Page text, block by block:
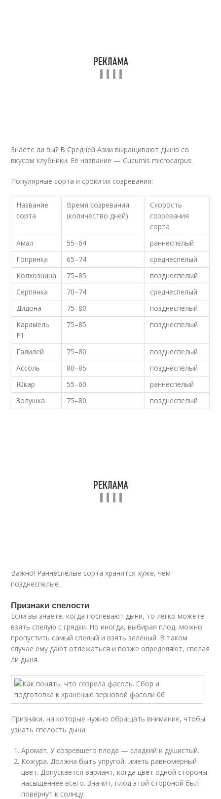
Знаете ли вы? В Средней Азии выращивают дыню со
вкусом клубники. Её название — Cucumis microcarpus.
Популярные сорта и сроки их созревания:
Название
сорта
Время созревания
(количество дней)
Скорость
созревания
сорта
Амал
55–64
раннеспелый
Гопринка
65–74
среднеспелый
Колхозница
75–85
позднеспелый
Серпянка
70–74
среднеспелый
Дидона
75–80
позднеспелый
Карамель
F1
75–85 позднеспелый
Галилей 75–80
позднеспелый
Ассоль
80–85
позднеспелый
Юкар
55–60
раннеспелый
Золушка
75–80 позднеспелый
Важно! Раннеспелые сорта хранятся хуже, чем
позднеспелые.
Признаки спелости
Если вы знаете, когда поспевают дыни, то легко можете
взять спелую с грядки. Но иногда, выбирая плод, можно
пропустить самый спелый и взять зелёный. В таком
случае ему дают отлежаться и позже определяют, спелая
ли дыня.
Признаки, на которые нужно обращать внимание, чтобы
узнать спелость дыни:
Аромат. У созревшего плода — сладкий и душистый.
Кожура. Должна быть упругой, иметь равномерный
цвет. Допускается вариант, когда цвет одной стороны
насыщеннее всего. Значит, плод этой стороной был
повёрнут к солнцу.